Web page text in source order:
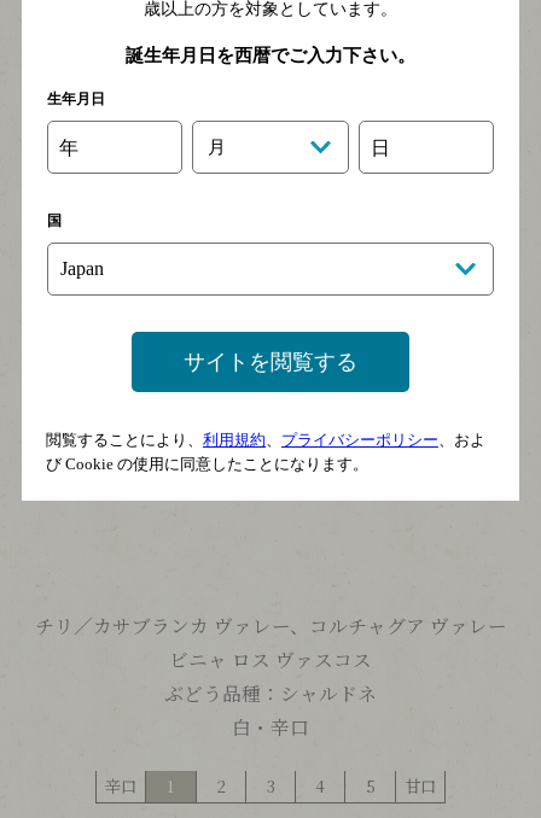
ロス ヴァスコス
シャルドネ
LOS VASCOS CHARDONNAY
チリ／カサブランカ ヴァレー、
コルチャグア ヴァレー
ビニャ ロス ヴァスコス
ぶどう品種： シャルドネ
白・辛口
辛口 1 2 3 4 5 甘口
歳以上の方を対象としています。
誕生年月日を西暦でご入力下さい。
生年月日
年 月 日
国
サイトを閲覧する
閲覧することにより、 利用規約 プライバシーポリシー 、およ
び Cookie の使用に同意したことになります。